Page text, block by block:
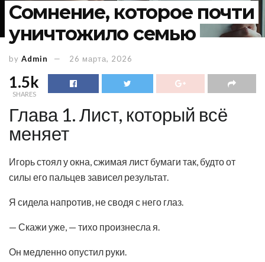
Сомнение, которое почти
уничтожило семью
by Admin 26 марта, 2026
1.5k
SHARES
Глава 1. Лист, который всё
меняет
Игорь стоял у окна, сжимая лист бумаги так, будто от
силы его пальцев зависел результат.
Я сидела напротив, не сводя с него глаз.
— Скажи уже, — тихо произнесла я.
Он медленно опустил руки.